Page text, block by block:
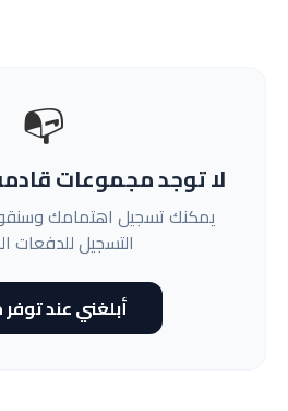
📭
لا توجد مجموعات
يمكنك تسجيل اهتمامك
التسجيل للدفعات
أبلغني عند